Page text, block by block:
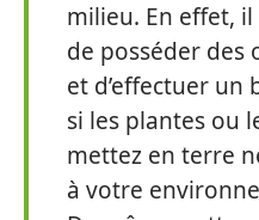
milieu. En effet,
de posséder des
et d’effectuer
si les plantes ou
mettez en terre
à votre